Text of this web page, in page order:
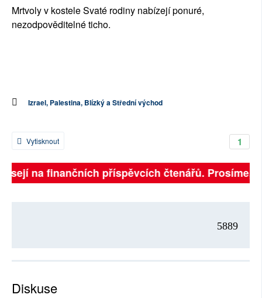
Mrtvoly v kostele Svaté rodiny nabízejí ponuré,
nezodpověditelné ticho.
Izrael, Palestina, Blízký a Střední východ
1
Vytisknout
na finančních příspěvcích čtenářů. Prosíme,
5889
Diskuse